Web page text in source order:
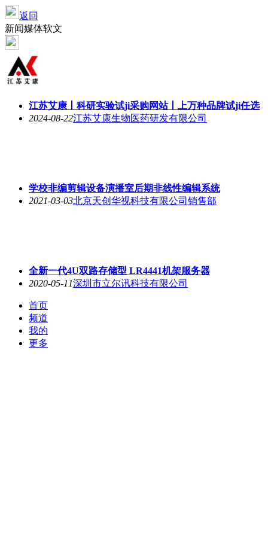
返回
新闻媒体软文
江苏艾康丨科研实验试ji采购网站丨上万种品牌试ji任选
2024-08-22江苏艾康生物医药研发有限公司
学校非编剪辑设备演播室后期非线性编辑系统
2021-03-03北京天创华视科技有限公司销售部
全新一代4U双路存储型 LR4441机架服务器
2020-05-11深圳市立尔讯科技有限公司
首页
频道
我的
更多